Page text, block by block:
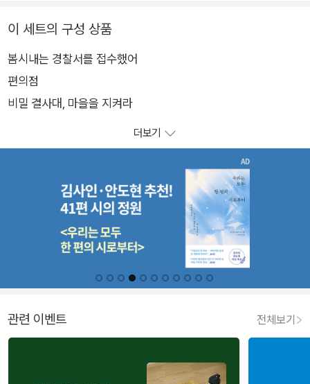
이 세트의 구성 상품
봄시내는 경찰서를 접수했어
편의점
비밀 결사대, 마을을 지켜라
더보기
관련 이벤트 전체보기